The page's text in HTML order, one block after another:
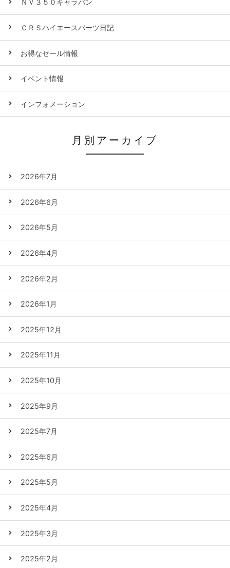
ＮＶ３５０キャラバン
ＣＲＳハイエースパーツ日記
お得なセール情報
イベント情報
インフォメーション
月別アーカイブ
2026年7月
2026年6月
2026年5月
2026年4月
2026年2月
2026年1月
2025年12月
2025年11月
2025年10月
2025年9月
2025年7月
2025年6月
2025年5月
2025年4月
2025年3月
2025年2月